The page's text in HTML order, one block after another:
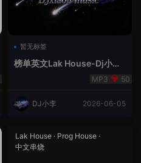
暂无标签
榜单英文Lak House-Dj小李
50
DJ小李 2026-06-05
Lak House · Prog House ·
中文串烧